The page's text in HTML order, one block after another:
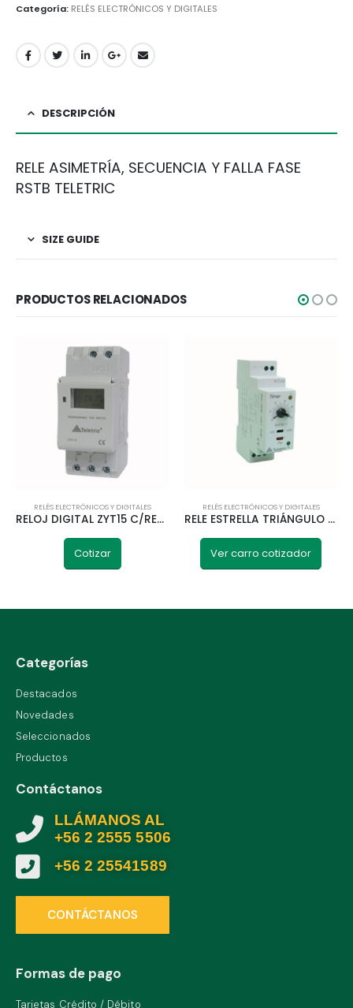
Categoría: RELÉS ELECTRÓNICOS Y DIGITALES
DESCRIPCIÓN
RELE ASIMETRÍA, SECUENCIA Y FALLA FASE
RSTB TELETRIC
SIZE GUIDE
PRODUCTOS RELACIONADOS
RELÉS ELECTRÓNICOS Y DIGITALES
RELOJ DIGITAL ZYT15 C/RESERVA DE MARCHA 220V TELETRIC
Cotizar
RELÉS ELECTRÓNICOS Y DIGITALES
RELE ESTRELLA TRIÁNGULO 220V DHC19-Y TELETRIC
Ver carro cotizador
Categorías
Destacados
Novedades
Seleccionados
Productos
Contáctanos
LLÁMANOS AL
+56 2 2555 5506
+56 2 25541589
CONTÁCTANOS
Formas de pago
Tarjetas Crédito / Débito